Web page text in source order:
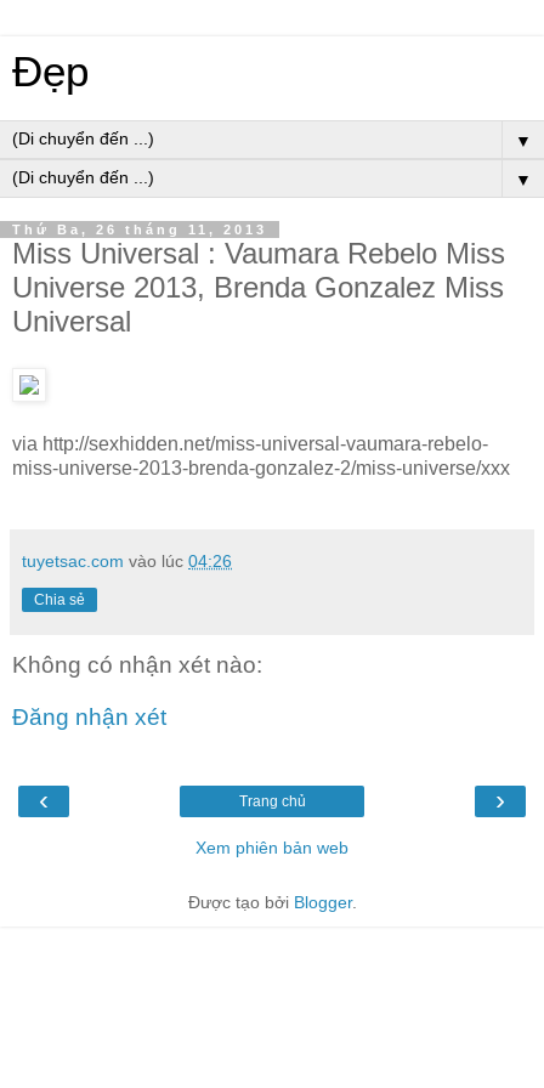
Đẹp
▼
▼
Thứ Ba, 26 tháng 11, 2013
Miss Universal : Vaumara Rebelo Miss
Universe 2013, Brenda Gonzalez Miss
Universal
via http://sexhidden.net/miss-universal-vaumara-rebelo-
miss-universe-2013-brenda-gonzalez-2/miss-universe/xxx
tuyetsac.com vào lúc 04:26
Chia sẻ
Không có nhận xét nào:
Đăng nhận xét
‹ ›
Trang chủ
Xem phiên bản web
Được tạo bởi Blogger.